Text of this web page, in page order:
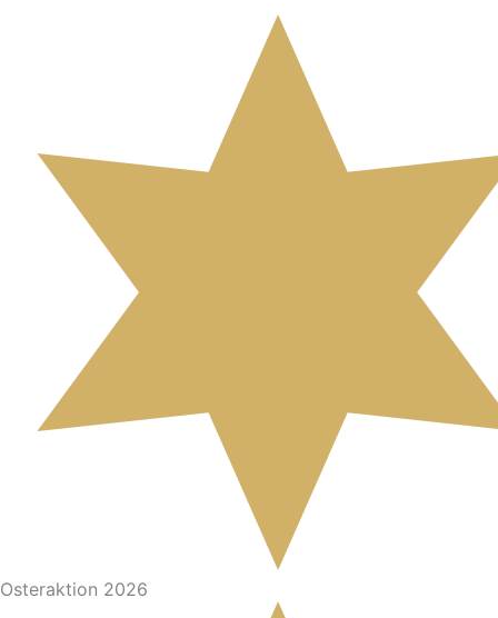
Osteraktion 2026